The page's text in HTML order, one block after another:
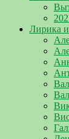
Лирика и